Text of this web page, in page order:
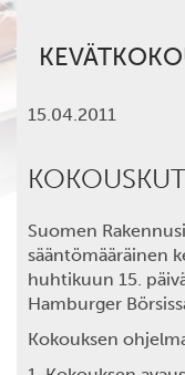
15.04.2011
Suomen
sääntömääräinen
huhtikuun 15.
Hamburger
Kokouksen